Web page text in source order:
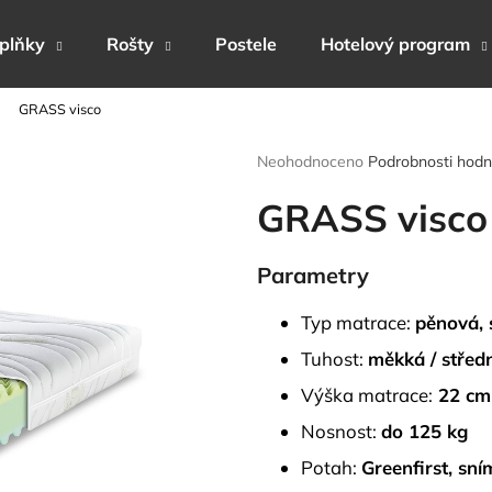
Rošty Postele Hotelový program
GRASS visco
Průměrné
produktu
je
z
5
Neohodnoceno Podrobnosti
GRASS visco
Parametry
Typ matrace: pěnová,
Tuhost: měkká /
Výška matrace: 22 cm
Nosnost: do 125 kg
Potah: Greenfirst,
Co potřebujete najít?
HLEDAT